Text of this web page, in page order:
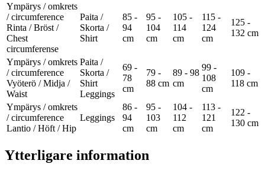
Ympärys / omkrets
/ circumference
Rinta / Bröst /
Chest
circumferense
Paita /
Skorta /
Shirt
85 -
94
cm
95 -
104
cm
105 -
114
cm
115 -
124
cm
125 -
132 cm
Ympärys / omkrets
/ circumference
Vyöterö / Midja /
Waist
Paita /
Skorta /
Shirt
Leggings
69 -
78
cm
79 -
88 cm
89 - 98
cm
99 -
108
cm
109 -
118 cm
Ympärys / omkrets
/ circumference
Lantio / Höft / Hip
Leggings
86 -
94
cm
95 -
103
cm
104 -
112
cm
113 -
121
cm
122 -
130 cm
Ytterligare information